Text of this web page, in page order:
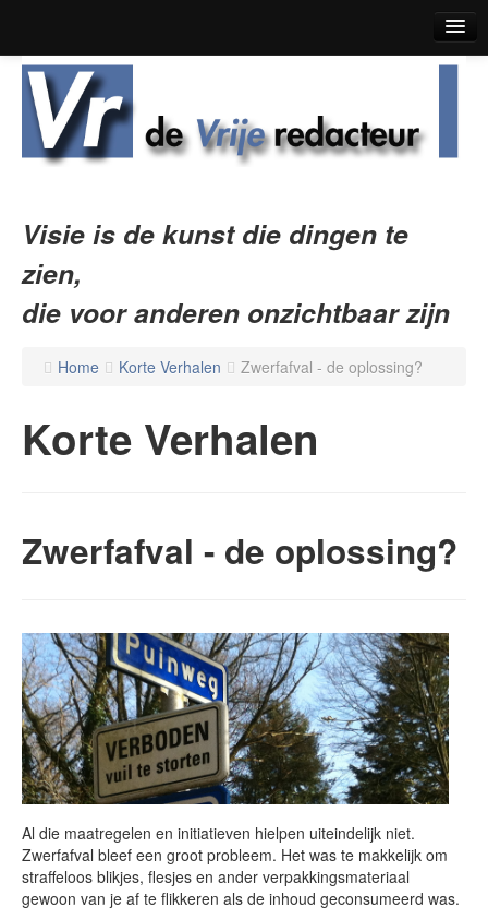
Home
Blog
Korte Verhalen
Over De Vrije Redacteur
Contact
Visie is de kunst die dingen te
zien,
die voor anderen onzichtbaar zijn
Home Korte Verhalen Zwerfafval - de oplossing?
Korte Verhalen
Zwerfafval - de oplossing?
Al die maatregelen en initiatieven hielpen uiteindelijk niet.
Zwerfafval bleef een groot probleem. Het was te makkelijk om
straffeloos blikjes, flesjes en ander verpakkingsmateriaal
gewoon van je af te flikkeren als de inhoud geconsumeerd was.